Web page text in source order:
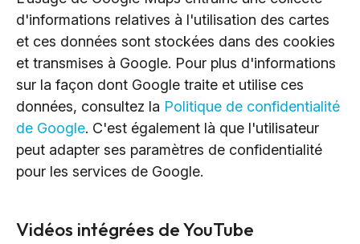
d'informations relatives à l'utilisation des cartes
et ces données sont stockées dans des cookies
et transmises à Google. Pour plus d'informations
sur la façon dont Google traite et utilise ces
données, consultez la Politique de confidentialité
de Google. C'est également là que l'utilisateur
peut adapter ses paramètres de confidentialité
pour les services de Google.
Vidéos intégrées de YouTube